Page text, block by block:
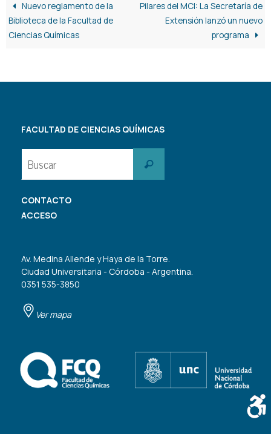
Nuevo reglamento de la
Biblioteca de la Facultad de
Ciencias Químicas
Pilares del MCI: La Secretaría de
Extensión lanzó un nuevo
programa
FACULTAD DE CIENCIAS QUÍMICAS
Buscar
CONTACTO
ACCESO
Av. Medina Allende y Haya de la Torre.
Ciudad Universitaria - Córdoba - Argentina.
0351 535-3850
Ver mapa